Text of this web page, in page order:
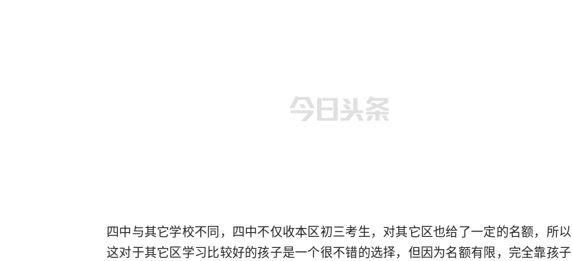
四中与其它学校不同，四中不仅收本区初三考生，对其它区也给了一定的名额，所以
这对于其它区学习比较好的孩子是一个很不错的选择，但因为名额有限，完全靠孩子